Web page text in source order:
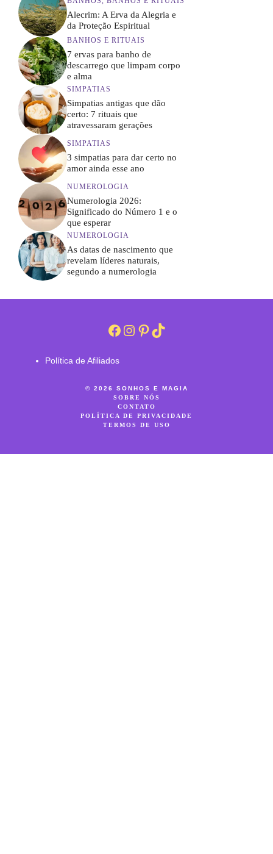
Alecrim: A Erva da Alegria e
da Proteção Espiritual
BANHOS E RITUAIS
7 ervas para banho de
descarrego que limpam corpo
e alma
SIMPATIAS
Simpatias antigas que dão
certo: 7 rituais que
atravessaram gerações
SIMPATIAS
3 simpatias para dar certo no
amor ainda esse ano
NUMEROLOGIA
Numerologia 2026:
Significado do Número 1 e o
que esperar
NUMEROLOGIA
As datas de nascimento que
revelam líderes naturais,
segundo a numerologia
Facebook
Instagram
Pinterest
TikTok
Política de Afiliados
© 2026 SONHOS E MAGIA
SOBRE NÓS
CONTATO
POLÍTICA DE PRIVACIDADE
TERMOS DE USO